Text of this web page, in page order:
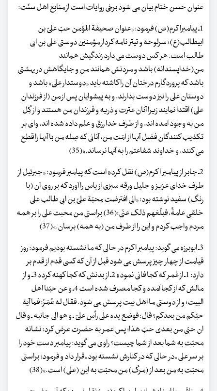
عنوان حسن ختام بیان می شود برخی روایات است از منابع اهل سنّت:
1ـ پیامبراکرم(ص) فرمود: «عنوان صحیفة المؤمن حبّ علیّ بن
ابیطالب(ع)؛ سرلوحه و تیتر نامه کردار مؤمنین دوستی علی بن ابی
طالب است. هر کس دوست می دارد زندگیش همانند
من(خداپسندانه) باشد و مردنش همانند من و جایگاهش در بهشتی
باشد که پروردگارم درختان آن را کاشته باید «دوستدار علی» باشد و
دوستان علی را نیز دوست بدارند، و به پیشوایان پس از من (از فرزندان
علی) اقتدا نمایند زیرا آنان عترت و ذریه و فرزندان من هستند و از گِل
من به وجود آمده اند، و از طرف خدا رزق و علم داده شده اند، وای بر
تکذیب کنندگان فضل آنها از امّت من، آنانی که صِله من با آنها را قطع
می کنند، و خداوند شفاعتم را به آنها نرساند.»(35)
2ـ جابر از پیامبر اکرم(ص) نقل کرده است که پیامبر فرمود: «جبرئیل از
طرف خدای عزیز و جلیل ورقه سبزی از یاس را آورد که بر روی آن (با
رنگ) سفید نوشته بود: «انی افترضت محبّة علیّ بن ابی طالب علی
خلقی عامةً، فبلّغهم ذلک عنّی؛(36) براستی من محبت علی را بر همه
مردم واجب کردم و این را از طرف من (به همه) برسان.»(37)
3ـ ابوبرزه می گوید: پیامبر اکرم در حالی که ما نشسته بودیم فرمود: روز
قیامت از چهار چیز پرسش می شود قبل از آن که کسی قدم از قدم بر
دارد: 1ـ از عُمر که کجا فانی نموده 2ـ از بدنش که کجا کهنه کرده 3ـ و از
مالش که از کجا آمده و کجا مصرف شده است 4ـ و عن حبّنا اهل
البیت؛ و از دوستی ما اهل بیت پرسش می شود. فقال له عُمَرُ: فما آیة
حبّکم من بعدکم؟ قال: فوضع یده علی رأس علیّ ـ و هو الی جانبه ـ و قال
ان حبّی من بعدی حبّ هذا؛ پس عمر به حضرت عرض کرد: نشانه
محبّت به شما بعد از شما چیست؟ راوی می گوید: پیامبر دست خود را
بر سر علی ـ در حالی که در کنارش نشسته بود ـ قرار داد و فرمود: براستی
محبّت به من بعد از (مرگ) من محبّت به این (علی) است.»(38)